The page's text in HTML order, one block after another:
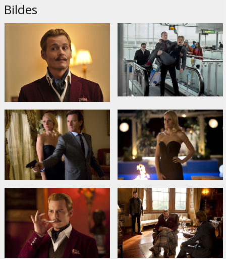
Filma angļu valodā ar subtitriem latviešu un krievu valodā.
Acme Film SIA
David Koepp
Johnny Depp,Gwyneth Paltrow,Ewan McGregor,Olivia
Jeff Goldblum,Paul Bettany
Saites:
,Facebook Oficiālā mājas lapa
Bildes